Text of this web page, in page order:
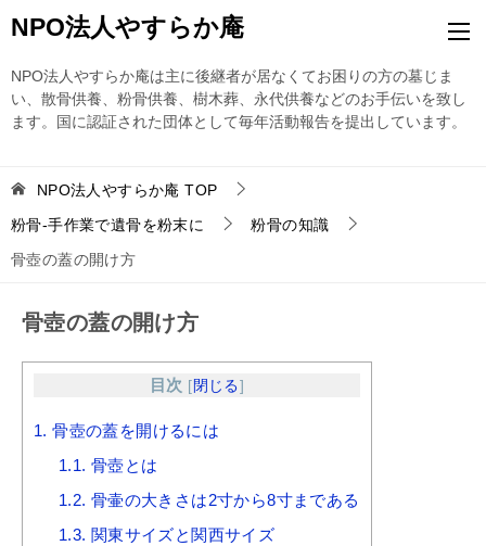
NPO法人やすらか庵
NPO法人やすらか庵は主に後継者が居なくてお困りの方の墓じま
い、散骨供養、粉骨供養、樹木葬、永代供養などのお手伝いを致し
ます。国に認証された団体として毎年活動報告を提出しています。
NPO法人やすらか庵 TOP
粉骨-手作業で遺骨を粉末に
粉骨の知識
骨壺の蓋の開け方
骨壺の蓋の開け方
目次 [閉じる]
1. 骨壺の蓋を開けるには
1.1. 骨壺とは
1.2. 骨壷の大きさは2寸から8寸まである
1.3. 関東サイズと関西サイズ